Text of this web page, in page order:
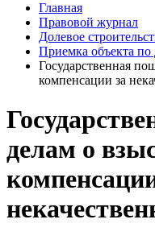
Главная
Правовой журнал
Долевое
Приемка объекта по
Государственная
компенсации за
делам о